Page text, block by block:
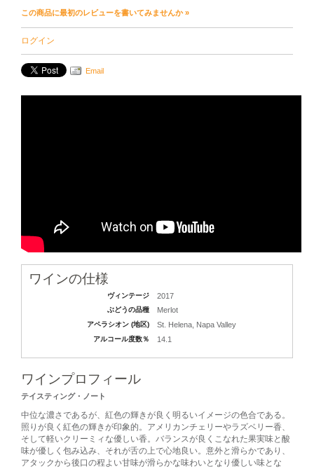
この商品に最初のレビューを書いてみませんか »
ログイン
Email
ワインの仕様
ヴィンテージ 2017
ぶどうの品種 Merlot
アペラシオン (地区) St. Helena, Napa Valley
アルコール度数％ 14.1
ワインプロフィール
テイスティング・ノート
中位な濃さであるが、紅色の輝きが良く明るいイメージの色合である。
照りが良く紅色の輝きが印象的。アメリカンチェリーやラズベリー香、
そして軽いクリーミィな優しい香。バランスが良くこなれた果実味と酸
味が優しく包み込み、それが舌の上で心地良い。意外と滑らかであり、
アタックから後口の程よい甘味が滑らかな味わいとなり優しい味とな